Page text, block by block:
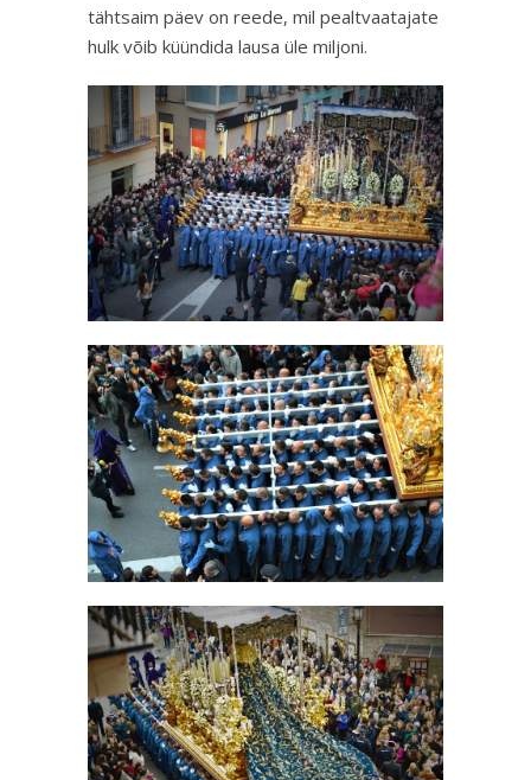
tähtsaim päev on reede, mil pealtvaatajate
hulk võib küündida lausa üle miljoni.